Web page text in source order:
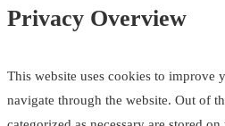
Privacy Overview
This website uses cookies to improve
navigate through the website. Out of